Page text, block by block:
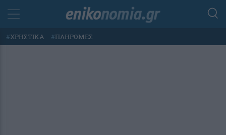
#ΧΡΗΣΤΙΚΑ #ΠΛΗΡΩΜΕΣ